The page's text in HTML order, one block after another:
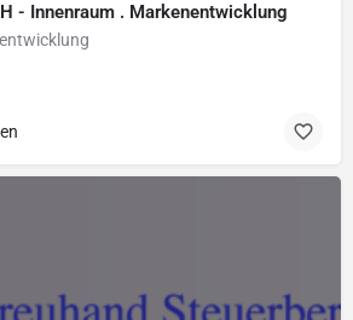
- Innenraum . Markenentwicklung